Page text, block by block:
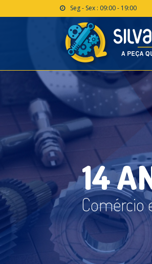
Seg - Sex : 09:00 - 19:00
14A
Comércio